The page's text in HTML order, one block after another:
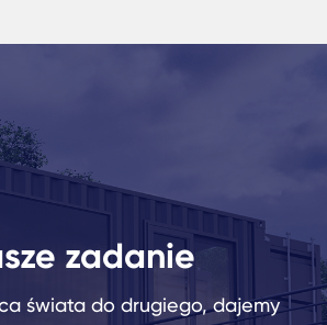
zadanie
świata do drugiego, dajemy